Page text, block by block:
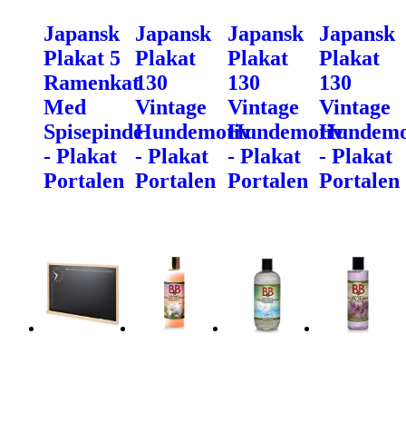
Japansk
Plakat 5
Ramenkat
Med
Spisepinde
- Plakat
Portalen
Japansk
Plakat
130
Vintage
Hundemotiv
- Plakat
Portalen
Japansk
Plakat
130
Vintage
Hundemotiv
- Plakat
Portalen
Japansk
Plakat
130
Vintage
- Plakat
Portalen